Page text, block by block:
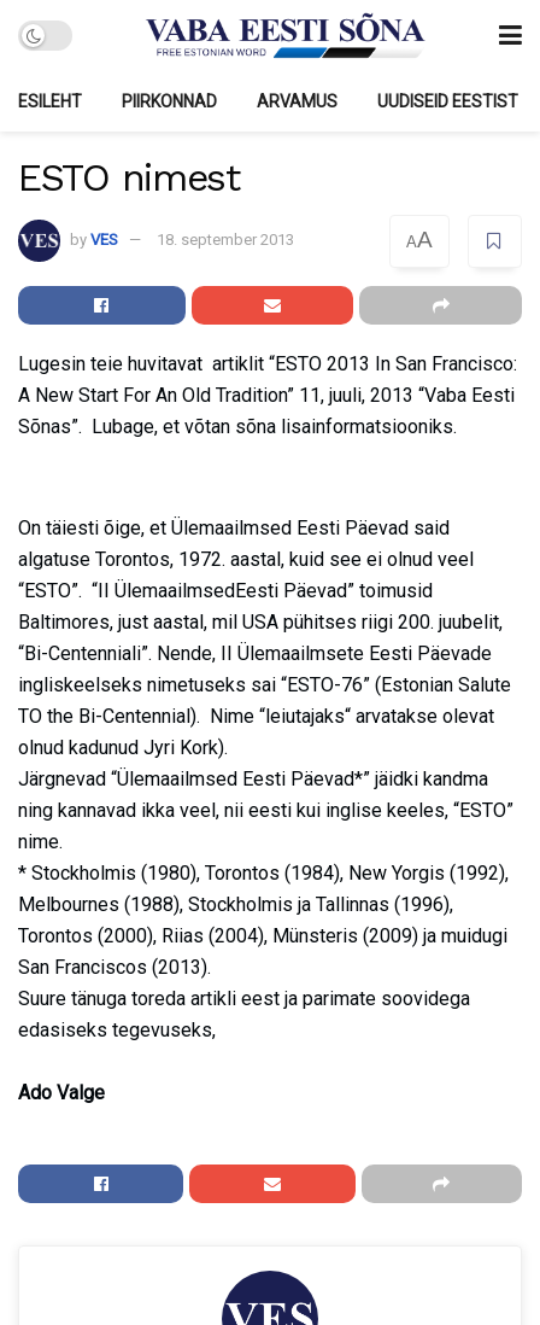
ESILEHT PIIRKONNAD ARVAMUS UUDISEID EESTIST
ESTO nimest
by VES 18. september 2013 AA
Lugesin teie huvitavat artiklit “ESTO 2013 In San Francisco:
A New Start For An Old Tradition” 11, juuli, 2013 “Vaba Eesti
Sõnas”. Lubage, et võtan sõna lisainformatsiooniks.
On täiesti õige, et Ülemaailmsed Eesti Päevad said
algatuse Torontos, 1972. aastal, kuid see ei olnud veel
“ESTO”. “II ÜlemaailmsedEesti Päevad” toimusid
Baltimores, just aastal, mil USA pühitses riigi 200. juubelit,
“Bi-Centenniali”. Nende, II Ülemaailmsete Eesti Päevade
ingliskeelseks nimetuseks sai “ESTO-76” (Estonian Salute
TO the Bi-Centennial). Nime “leiutajaks“ arvatakse olevat
olnud kadunud Jyri Kork).
Järgnevad “Ülemaailmsed Eesti Päevad*” jäidki kandma
ning kannavad ikka veel, nii eesti kui inglise keeles, “ESTO”
nime.
* Stockholmis (1980), Torontos (1984), New Yorgis (1992),
Melbournes (1988), Stockholmis ja Tallinnas (1996),
Torontos (2000), Riias (2004), Münsteris (2009) ja muidugi
San Franciscos (2013).
Suure tänuga toreda artikli eest ja parimate soovidega
edasiseks tegevuseks,
Ado Valge